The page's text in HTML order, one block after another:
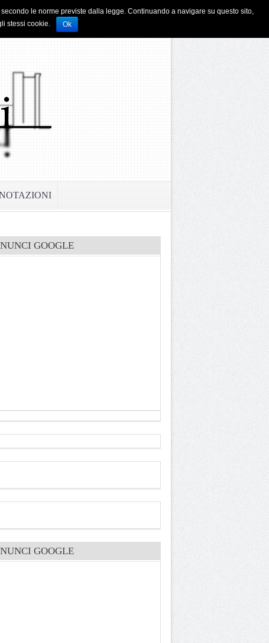
GOOGLE
GOOGLE
le norme previste dalla legge. Continuando a navigare su questo sito,
stessi cookie.
Ok